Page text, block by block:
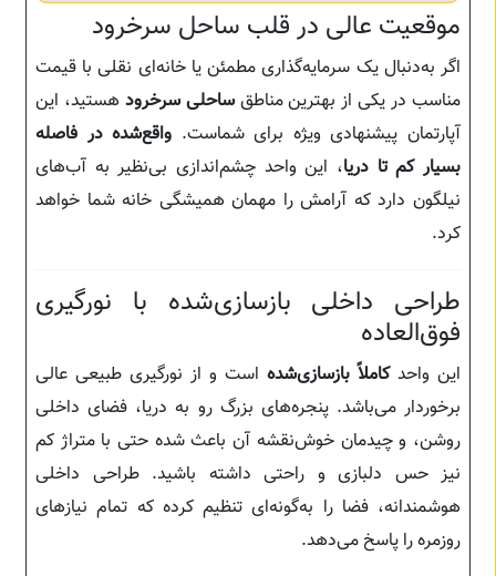
موقعیت عالی در قلب ساحل سرخرود
اگر به‌دنبال یک سرمایه‌گذاری مطمئن یا خانه‌ای نقلی با قیمت
مناسب در یکی از بهترین مناطقساحلی سرخرود هستید، این
آپارتمان پیشنهادی ویژه برای شماست. واقع‌شده در فاصله
بسیار کم تا دریا، این واحد چشم‌اندازی بی‌نظیر به آب‌های
نیلگون دارد که آرامش را مهمان همیشگی خانه شما خواهد
کرد.
طراحی داخلی بازسازی‌شده با نورگیری
فوق‌العاده
این واحدکاملاً بازسازی‌شده است و از نورگیری طبیعی عالی
برخوردار می‌باشد. پنجره‌های بزرگ رو به دریا، فضای داخلی
روشن، و چیدمان خوش‌نقشه آن باعث شده حتی با متراژ کم
نیز حس دلبازی و راحتی داشته باشید. طراحی داخلی
هوشمندانه، فضا را به‌گونه‌ای تنظیم کرده که تمام نیازهای
روزمره را پاسخ می‌دهد.